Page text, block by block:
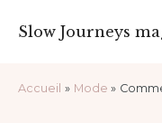
Slow Journeys
Accueil Mode
des